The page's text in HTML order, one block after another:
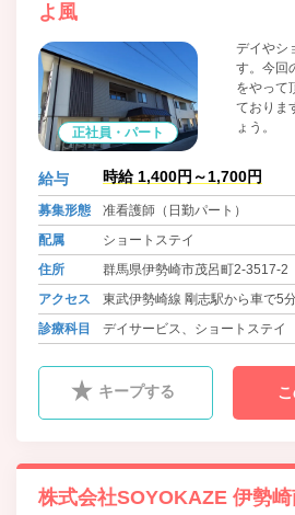
よ風
正社員・パート
デイやシ
す。今回
をやって
ておりま
ょう。
給与 時給 1,400円～1,700円
募集形態
准看護師（日勤パート）
配属
ショートステイ
住所
群馬県伊勢崎市茂呂町2-3517-2
アクセス
東武伊勢崎線 剛志駅から車で5
診療科目
デイサービス、ショートステイ
キープする
株式会社SOYOKAZE 伊勢